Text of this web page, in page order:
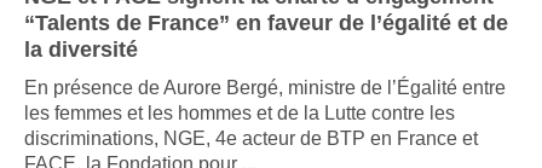
NGE et FACE signent la charte d’engagement
“Talents de France” en faveur de l’égalité et de
En présence de Aurore Bergé, ministre de l’Égalité entre
les femmes et les hommes et de la Lutte contre les
discriminations, NGE, 4e acteur de BTP en France et